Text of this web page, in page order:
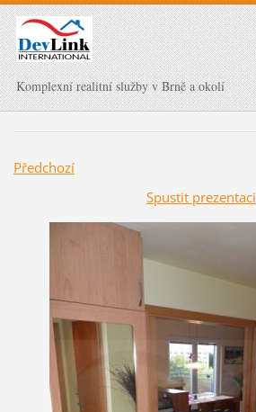
Komplexní realitní služby v Brně a okolí
Předchozí
Spustit prezentaci